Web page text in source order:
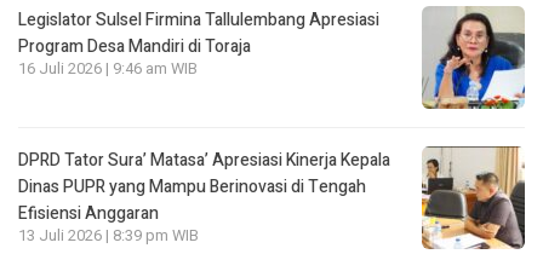
Legislator Sulsel Firmina Tallulembang Apresiasi
Program Desa Mandiri di Toraja
16 Juli 2026 | 9:46 am WIB
DPRD Tator Sura’ Matasa’ Apresiasi Kinerja Kepala
Dinas PUPR yang Mampu Berinovasi di Tengah
Efisiensi Anggaran
13 Juli 2026 | 8:39 pm WIB